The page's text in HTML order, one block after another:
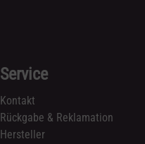
Service
Kontakt
Rückgabe & Reklamation
Hersteller